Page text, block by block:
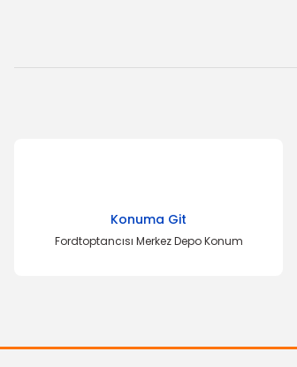
Ürün açıklamasında eksik bilgiler bulunuyor.
Konuma Git
Fordtoptancısı Merkez Depo Konum